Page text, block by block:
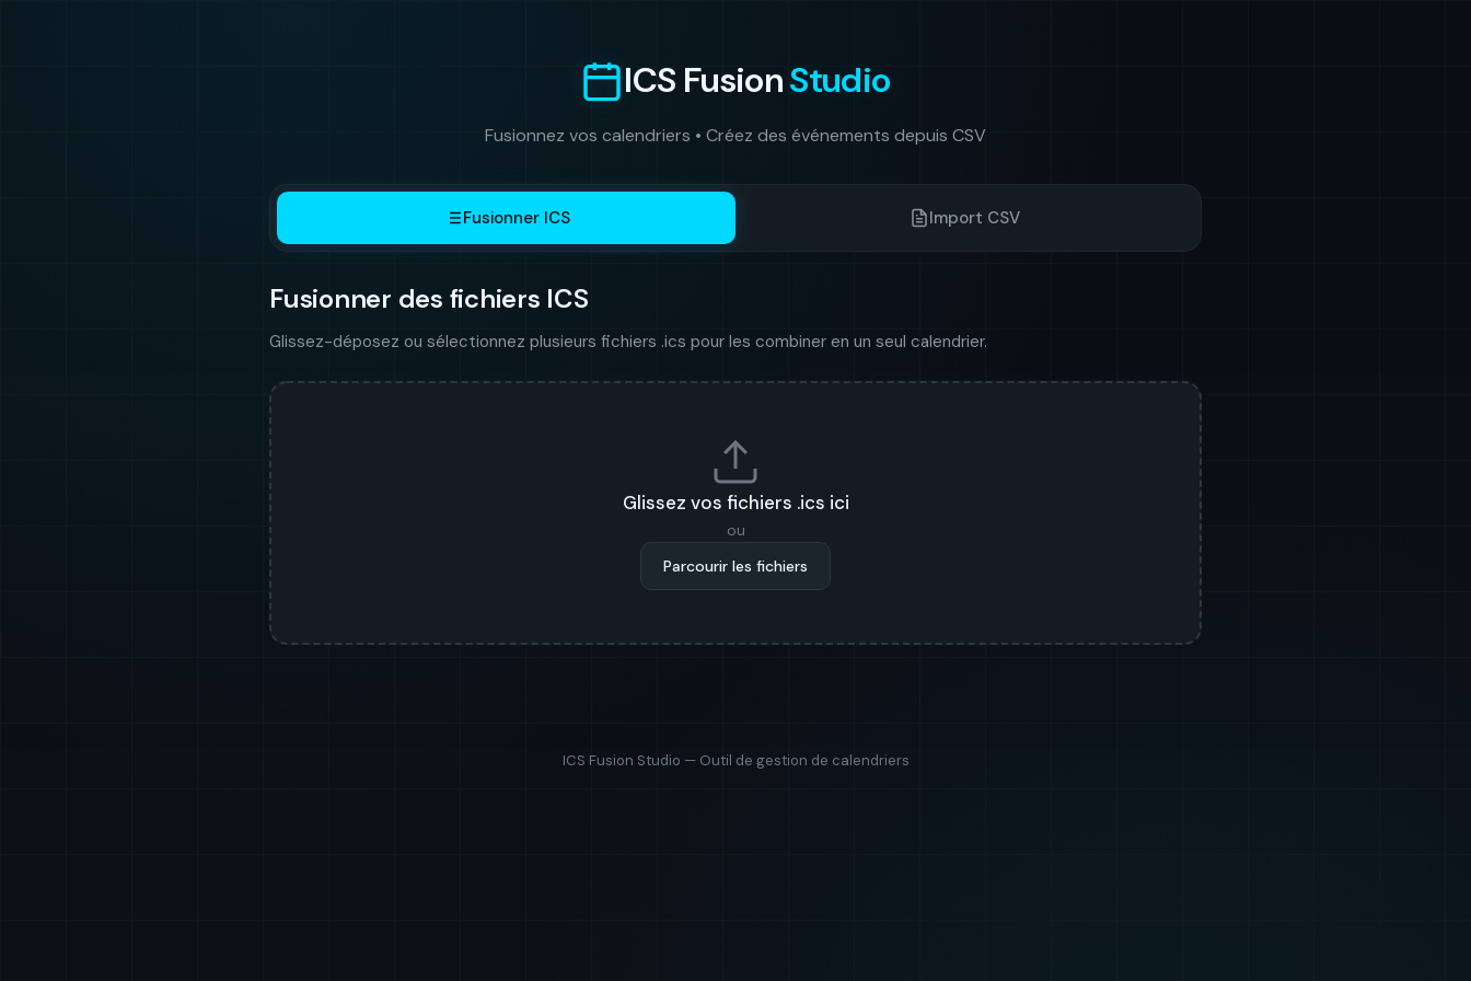
ICS FusionStudio
Fusionnez vos calendriers • Créez des événements depuis CSV
Fusionner ICS Import CSV
Fusionner des fichiers ICS
Glissez-déposez ou sélectionnez plusieurs fichiers .ics pour les combiner en un seul calendrier.
Glissez vos fichiers .ics ici
ou
Parcourir les fichiers
ICS Fusion Studio — Outil de gestion de calendriers